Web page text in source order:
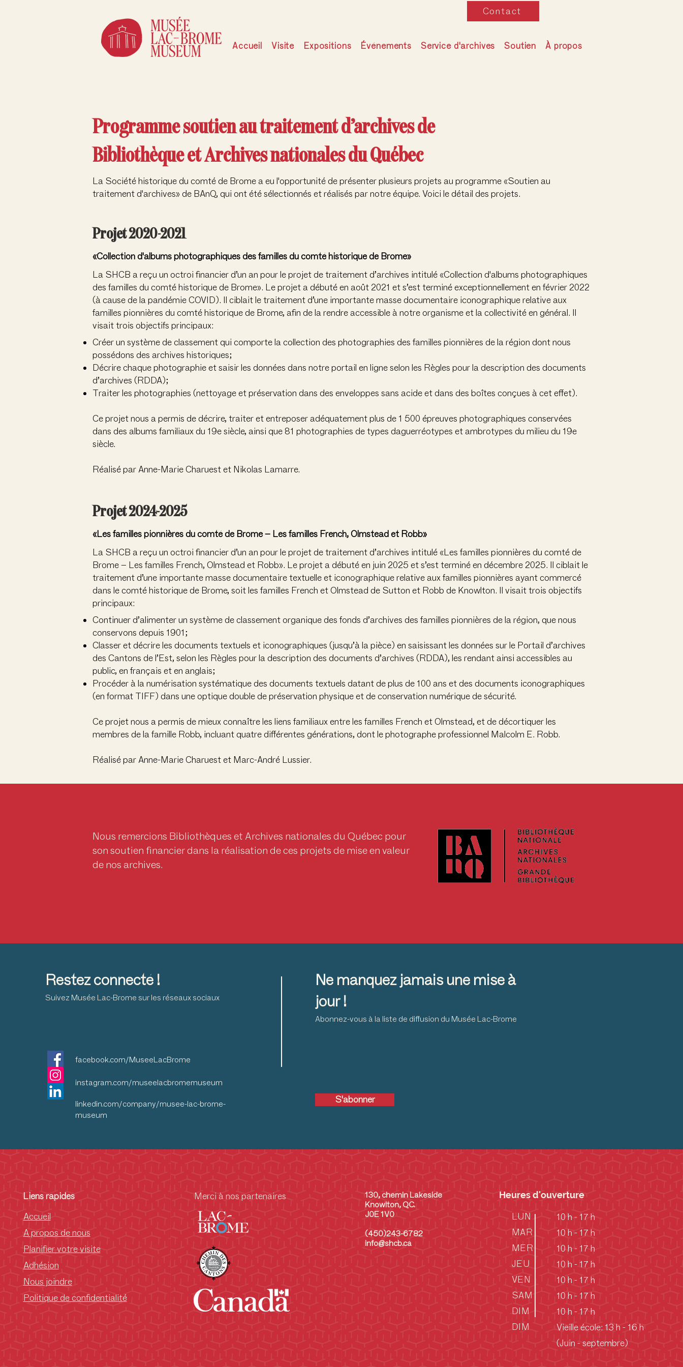
Accueil Visite Expositions Événements Service d'archives Soutien À propos
Contact
Programme soutien au traitement d’archives de
Bibliothèque et Archives nationales du Québec
La Société historique du comté de Brome a eu l'opportunité de présenter plusieurs projets au programme «Soutien au
traitement d'archives» de BAnQ, qui ont été sélectionnés et réalisés par notre équipe. Voici le détail des projets.
Projet 2020-2021
«Collection d'albums photographiques des familles du comté historique de Brome»
La SHCB a reçu un octroi financier d’un an pour le projet de traitement d’archives intitulé «Collection d'albums photographiques
des familles du comté historique de Brome». Le projet a débuté en août 2021 et s’est terminé exceptionnellement en février 2022
(à cause de la pandémie COVID). Il ciblait le traitement d’une importante masse documentaire iconographique relative aux
familles pionnières du comté historique de Brome, afin de la rendre accessible à notre organisme et la collectivité en général. Il
visait trois objectifs principaux:
Créer un système de classement qui comporte la collection des photographies des familles pionnières de la région dont nous
possédons des archives historiques;
Décrire chaque photographie et saisir les données dans notre portail en ligne selon les Règles pour la description des documents
d’archives (RDDA);
Traiter les photographies (nettoyage et préservation dans des enveloppes sans acide et dans des boîtes conçues à cet effet).
Ce projet nous a permis de décrire, traiter et entreposer adéquatement plus de 1 500 épreuves photographiques conservées
dans des albums familiaux du 19e siècle, ainsi que 81 photographies de types daguerréotypes et ambrotypes du milieu du 19e
siècle.
Réalisé par Anne-Marie Charuest et Nikolas Lamarre.
Projet 2024-2025
«Les familles pionnières du comté de Brome – Les familles French, Olmstead et Robb»
La SHCB a reçu un octroi financier d’un an pour le projet de traitement d’archives intitulé «Les familles pionnières du comté de
Brome – Les familles French, Olmstead et Robb». Le projet a débuté en juin 2025 et s’est terminé en décembre 2025. Il ciblait le
traitement d’une importante masse documentaire textuelle et iconographique relative aux familles pionnières ayant commercé
dans le comté historique de Brome, soit les familles French et Olmstead de Sutton et Robb de Knowlton. Il visait trois objectifs
principaux:
Continuer d’alimenter un système de classement organique des fonds d’archives des familles pionnières de la région, que nous
conservons depuis 1901;
Classer et décrire les documents textuels et iconographiques (jusqu’à la pièce) en saisissant les données sur le Portail d’archives
des Cantons de l’Est, selon les Règles pour la description des documents d’archives (RDDA), les rendant ainsi accessibles au
public, en français et en anglais;
Procéder à la numérisation systématique des documents textuels datant de plus de 100 ans et des documents iconographiques
(en format TIFF) dans une optique double de préservation physique et de conservation numérique de sécurité.
Ce projet nous a permis de mieux connaître les liens familiaux entre les familles French et Olmstead, et de décortiquer les
membres de la famille Robb, incluant quatre différentes générations, dont le photographe professionnel Malcolm E. Robb.
Réalisé par Anne-Marie Charuest et Marc-André Lussier.
Nous remercions Bibliothèques et Archives nationales du Québec pour
son soutien financier dans la réalisation de ces projets de mise en valeur
de nos archives.
S'abonner
Ne manquez jamais une mise à
jour !
Abonnez-vous à la liste de diffusion du Musée Lac-Brome
Restez connecté !
Suivez Musée Lac-Brome sur les réseaux sociaux
facebook.com/MuseeLacBrome
instagram.com/museelacbromemuseum
linkedin.com/company/musee-lac-brome-
museum
Liens rapides
Accueil
A propos de nous
Planifier votre visite
Adhésion
Nous joindre
Politique de confidentialité
Merci à nos partenaires
130, chemin Lakeside
Knowlton, QC.
J0E 1V0
(450)243-6782
info@shcb.ca
Heures d'ouverture
LUN
MAR
MER
JEU
VEN
SAM
DIM
DIM
10 h - 17 h
10 h - 17 h
10 h - 17 h
10 h - 17 h
10 h - 17 h
10 h - 17 h
10 h - 17 h
Vieille école: 13 h - 16 h
(Juin - septembre)